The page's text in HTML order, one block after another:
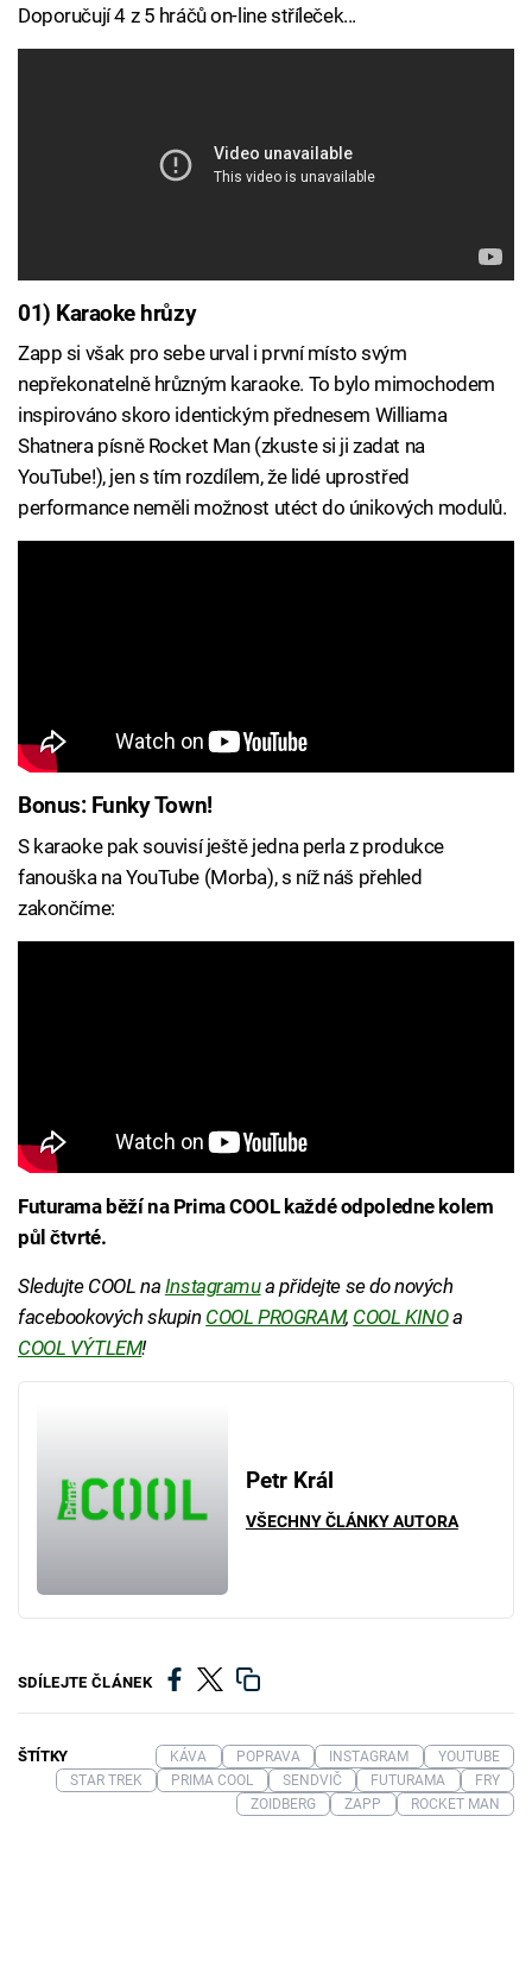
Doporučují 4 z 5 hráčů on-line stříleček...
01) Karaoke hrůzy
Zapp si však pro sebe urval i první místo svým
nepřekonatelně hrůzným karaoke. To bylo mimochodem
inspirováno skoro identickým přednesem Williama
Shatnera písně Rocket Man (zkuste si ji zadat na
YouTube!), jen s tím rozdílem, že lidé uprostřed
performance neměli možnost utéct do únikových modulů.
Bonus: Funky Town!
S karaoke pak souvisí ještě jedna perla z produkce
fanouška na YouTube (Morba), s níž náš přehled
zakončíme:
Futurama běží na Prima COOL každé odpoledne kolem
půl čtvrté.
Sledujte COOL na Instagramua přidejte se do nových
facebookových skupin COOL PROGRAM, COOL KINOa
COOL VÝTLEM!
Petr Král
VŠECHNY ČLÁNKY AUTORA
SDÍLEJTE ČLÁNEK
ŠTÍTKY KÁVA POPRAVA INSTAGRAM
YOUTUBE
STAR TREK
PRIMA COOL SENDVIČ FUTURAMA
FRY
ZOIDBERG
ZAPP ROCKET MAN